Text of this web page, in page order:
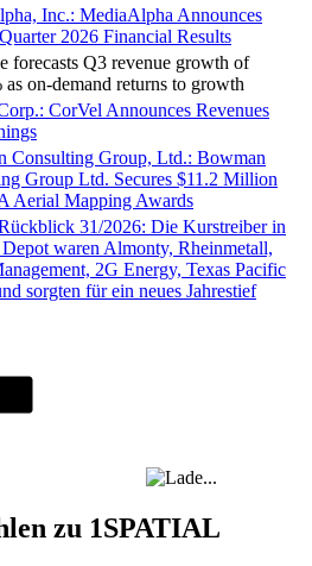
Inc.: MediaAlpha Announces
2026 Financial Results
forecasts Q3 revenue growth of
as on-demand returns to growth
CorVel Announces Revenues
Consulting Group, Ltd.: Bowman
Group Ltd. Secures $11.2 Million
Aerial Mapping Awards
31/2026: Die Kurstreiber in
waren Almonty, Rheinmetall,
2G Energy, Texas Pacific
sorgten für ein neues Jahrestief
zu 1SPATIAL